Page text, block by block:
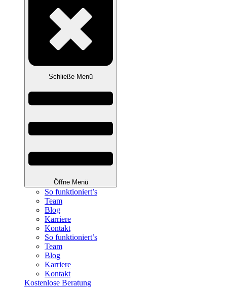
Schließe Menü
Öffne Menü
So funktioniert’s
Team
Blog
Karriere
Kontakt
So funktioniert’s
Team
Blog
Karriere
Kontakt
Kostenlose Beratung